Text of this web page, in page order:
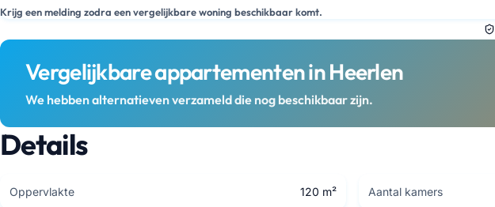
Krijg een melding zodra een vergelijkbare woning beschikbaar komt.
Vergelijkbare appartementen in Heerlen
We hebben alternatieven verzameld die nog beschikbaar zijn.
Details
Oppervlakte 120 m² Aantal kamers